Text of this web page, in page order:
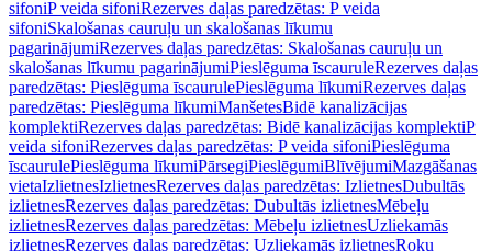
sifoniP veida sifoniRezerves daļas paredzētas: P veida
sifoniSkalošanas cauruļu un skalošanas līkumu
pagarinājumiRezerves daļas paredzētas: Skalošanas cauruļu un
skalošanas līkumu pagarinājumiPieslēguma īscauruleRezerves daļas
paredzētas: Pieslēguma īscaurulePieslēguma līkumiRezerves daļas
paredzētas: Pieslēguma līkumiManšetesBidē kanalizācijas
komplektiRezerves daļas paredzētas: Bidē kanalizācijas komplektiP
veida sifoniRezerves daļas paredzētas: P veida sifoniPieslēguma
īscaurulePieslēguma līkumiPārsegiPieslēgumiBlīvējumiMazgāšanas
vietaIzlietnesIzlietnesRezerves daļas paredzētas: IzlietnesDubultās
izlietnesRezerves daļas paredzētas: Dubultās izlietnesMēbeļu
izlietnesRezerves daļas paredzētas: Mēbeļu izlietnesUzliekamās
izlietnesRezerves daļas paredzētas: Uzliekamās izlietnesRoku